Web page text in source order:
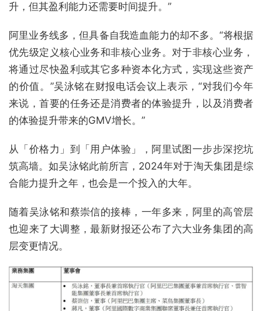
升，但其盈利能力还需要时间提升。”
阿里业务线多，但具备自我造血能力的却不多。“将根据
优先级定义核心业务和非核心业务。对于非核心业务，
将通过尽快盈利或其它多种资本化方式，实现这些资产
的价值。”吴泳铭在财报电话会议上表示，“对我们今年
来说，首要的任务还是消费者的体验提升，以及消费者
的体验提升带来的GMV增长。”
从「价格力」到「用户体验」，阿里试图一步步深挖坑
筑高墙。如吴泳铭此前所言，2024年对于淘天集团是综
合能力提升之年，也会是一个投入的大年。
随着吴泳铭和蔡崇信的接棒，一年多来，阿里的高管层
也迎来了大调整，最新财报还公布了六大业务集团的高
层变更情况。